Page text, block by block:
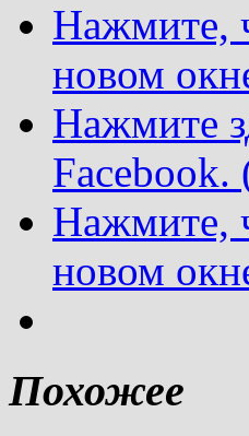
Нажмите,
новом
Нажмите
Facebook.
Нажмите,
новом
Похожее